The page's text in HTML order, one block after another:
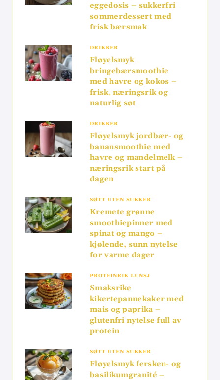
eggedosis – sukkerfri
sommerdessert med
frisk bærsmak
DRIKKER
Fløyelsmyk
bringebærsmoothie
med havre og kokos –
frisk, næringsrik og
naturlig søt
DRIKKER
Fløyelsmyk jordbær- og
banansmoothie med
havre og mandelmelk –
næringsrik start på
dagen
SØTT UTEN SUKKER
Kremete grønne
smoothiepinner med
spinat og mango –
kjølende, sunn nytelse
for varme dager
PROTEINRIK LUNSJ
Smaksrike
kikertepannekaker med
mais og paprika –
glutenfri nytelse full av
protein
SØTT UTEN SUKKER
Fløyelsmyk fersken- og
basilikumgranité –